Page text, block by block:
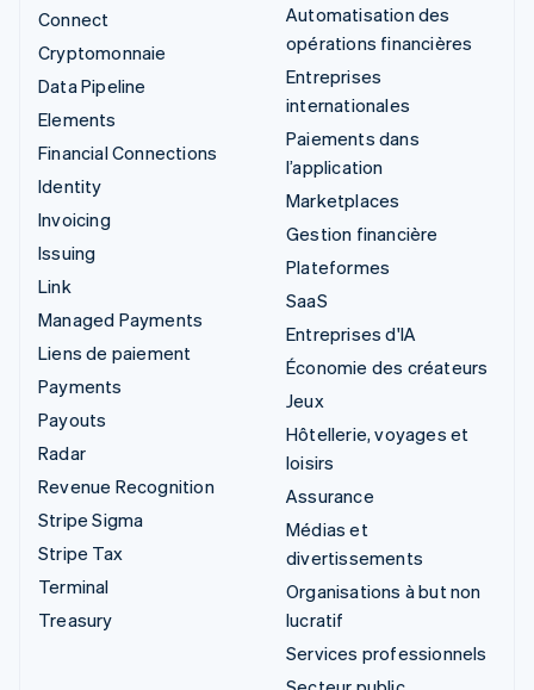
Connect
Cryptomonnaie
Data Pipeline
Elements
Financial Connections
Identity
Invoicing
Issuing
Link
Managed Payments
Liens de paiement
Payments
Payouts
Radar
Revenue Recognition
Stripe Sigma
Stripe Tax
Terminal
Treasury
Automatisation des
opérations financières
Entreprises
internationales
Paiements dans
l’application
Marketplaces
Gestion financière
Plateformes
SaaS
Entreprises d'IA
Économie des créateurs
Jeux
Hôtellerie, voyages et
loisirs
Assurance
Médias et
divertissements
Organisations à but non
lucratif
Services professionnels